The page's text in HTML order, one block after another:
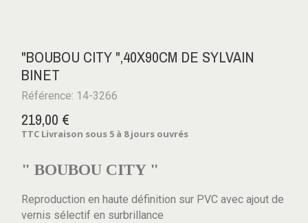
"BOUBOU CITY ",40X90CM DE SYLVAIN
BINET
Référence: 14-3266
219,00 €
TTC Livraison sous 5 à 8 jours ouvrés
" BOUBOU CITY "
Reproduction en haute définition sur PVC avec ajout de
vernis sélectif en surbrillance